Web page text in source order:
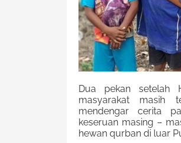
Dua pekan setelah
masyarakat masih
mendengar cerita
keseruan masing –
hewan qurban di luar